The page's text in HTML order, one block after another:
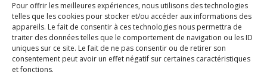
Pour offrir les meilleures expériences, nous utilisons des technologies
telles que les cookies pour stocker et/ou accéder aux informations des
appareils. Le fait de consentir à ces technologies nous permettra de
traiter des données telles que le comportement de navigation ou les ID
uniques sur ce site. Le fait de ne pas consentir ou de retirer son
consentement peut avoir un effet négatif sur certaines caractéristiques
et fonctions.